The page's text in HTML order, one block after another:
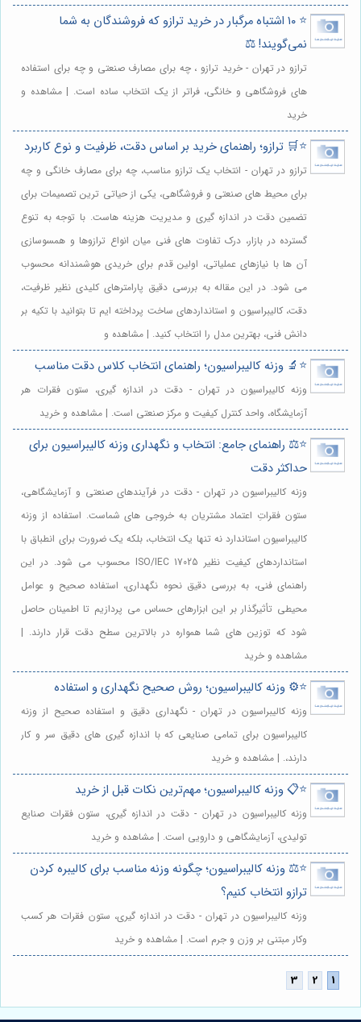
⭐️ ۱۰ اشتباه مرگبار در خرید ترازو که فروشندگان به شما
نمی‌گویند! ⚖️
ترازو در تهران - خرید ترازو ، چه برای مصارف صنعتی و چه برای استفاده
های فروشگاهی و خانگی، فراتر از یک انتخاب ساده است. | مشاهده و
خرید
⭐️🛒 ترازو؛ راهنمای خرید بر اساس دقت، ظرفیت و نوع کاربرد
ترازو در تهران - انتخاب یک ترازو مناسب، چه برای مصارف خانگی و چه
برای محیط های صنعتی و فروشگاهی، یکی از حیاتی ترین تصمیمات برای
تضمین دقت در اندازه گیری و مدیریت هزینه هاست. با توجه به تنوع
گسترده در بازار، درک تفاوت های فنی میان انواع ترازوها و همسوسازی
آن ها با نیازهای عملیاتی، اولین قدم برای خریدی هوشمندانه محسوب
می شود. در این مقاله به بررسی دقیق پارامترهای کلیدی نظیر ظرفیت،
دقت، کالیبراسیون و استانداردهای ساخت پرداخته ایم تا بتوانید با تکیه بر
دانش فنی، بهترین مدل را انتخاب کنید. | مشاهده و
⭐️🔬 وزنه کالیبراسیون؛ راهنمای انتخاب کلاس دقت مناسب
وزنه کالیبراسیون در تهران - دقت در اندازه گیری، ستون فقرات هر
آزمایشگاه، واحد کنترل کیفیت و مرکز صنعتی است. | مشاهده و خرید
⭐️⚖️ راهنمای جامع: انتخاب و نگهداری وزنه کالیبراسیون برای
حداکثر دقت
وزنه کالیبراسیون در تهران - دقت در فرآیندهای صنعتی و آزمایشگاهی،
ستون فقراتِ اعتماد مشتریان به خروجی های شماست. استفاده از وزنه
کالیبراسیون استاندارد نه تنها یک انتخاب، بلکه یک ضرورت برای انطباق با
استانداردهای کیفیت نظیر ISO/IEC 17025 محسوب می شود. در این
راهنمای فنی، به بررسی دقیق نحوه نگهداری، استفاده صحیح و عوامل
محیطی تأثیرگذار بر این ابزارهای حساس می پردازیم تا اطمینان حاصل
شود که توزین های شما همواره در بالاترین سطح دقت قرار دارند. |
مشاهده و خرید
⭐️⚙️ وزنه کالیبراسیون؛ روش صحیح نگهداری و استفاده
وزنه کالیبراسیون در تهران - نگهداری دقیق و استفاده صحیح از وزنه
کالیبراسیون برای تمامی صنایعی که با اندازه گیری های دقیق سر و کار
دارند،. | مشاهده و خرید
⭐️📋 وزنه کالیبراسیون؛ مهم‌ترین نکات قبل از خرید
وزنه کالیبراسیون در تهران - دقت در اندازه گیری، ستون فقرات صنایع
تولیدی، آزمایشگاهی و دارویی است. | مشاهده و خرید
⭐️⚖️ وزنه کالیبراسیون؛ چگونه وزنه مناسب برای کالیبره کردن
ترازو انتخاب کنیم؟
وزنه کالیبراسیون در تهران - دقت در اندازه گیری، ستون فقرات هر کسب
وکار مبتنی بر وزن و جرم است. | مشاهده و خرید